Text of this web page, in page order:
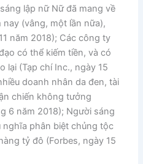
lập nữ Nữ đã mang về
(vâng, một lần nữa),
năm 2018); Các công ty
có thể kiếm tiền, và có
lại (Tạp chí Inc., ngày 15
doanh nhân da đen, tài
chiến không tưởng
6 năm 2018); Người sáng
nghĩa phân biệt chủng tộc
tỷ đô (Forbes, ngày 15